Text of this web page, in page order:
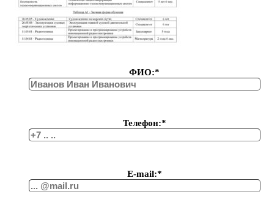
ФИО:*
Телефон:*
Е-mail:*